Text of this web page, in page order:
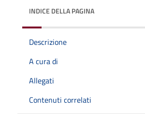
INDICE DELLA PAGINA
Descrizione
A cura di
Allegati
Contenuti correlati